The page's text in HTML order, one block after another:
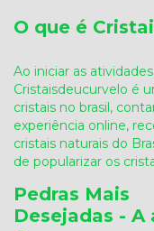
O que é
Ao iniciar as
Cristaisdeucurvelo é
cristais no brasil,
experiência online,
cristais naturais do
de popularizar os
Pedras Mais
Desejadas - A